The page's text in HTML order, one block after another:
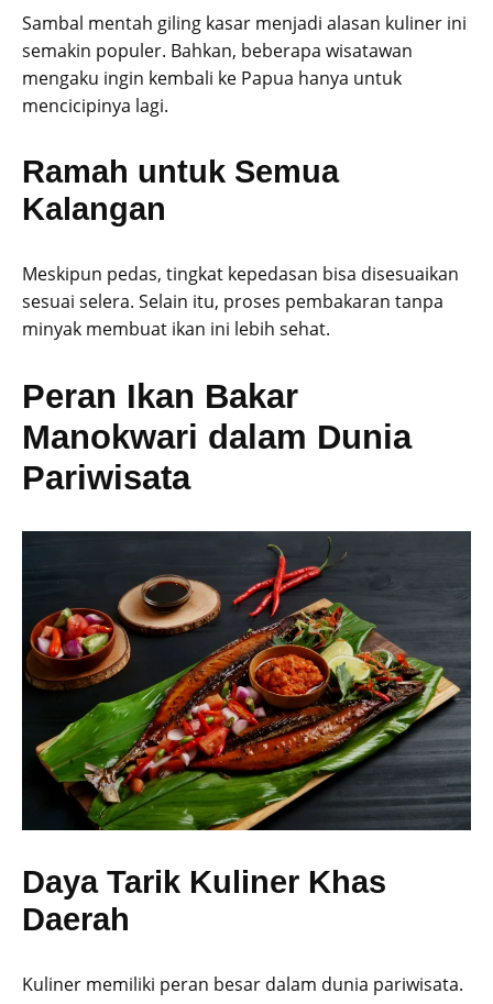
Sambal mentah giling kasar menjadi alasan kuliner ini
semakin populer. Bahkan, beberapa wisatawan
mengaku ingin kembali ke Papua hanya untuk
mencicipinya lagi.
Ramah untuk Semua
Kalangan
Meskipun pedas, tingkat kepedasan bisa disesuaikan
sesuai selera. Selain itu, proses pembakaran tanpa
minyak membuat ikan ini lebih sehat.
Peran Ikan Bakar
Manokwari dalam Dunia
Pariwisata
Daya Tarik Kuliner Khas
Daerah
Kuliner memiliki peran besar dalam dunia pariwisata.